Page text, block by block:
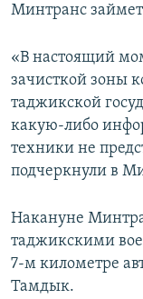
Минтранс
«В настоящий
зачисткой зоны
таджикской
какую-либо
техники не
подчеркнули в
Накануне
таджикскими
7-м километре
Тамдык.